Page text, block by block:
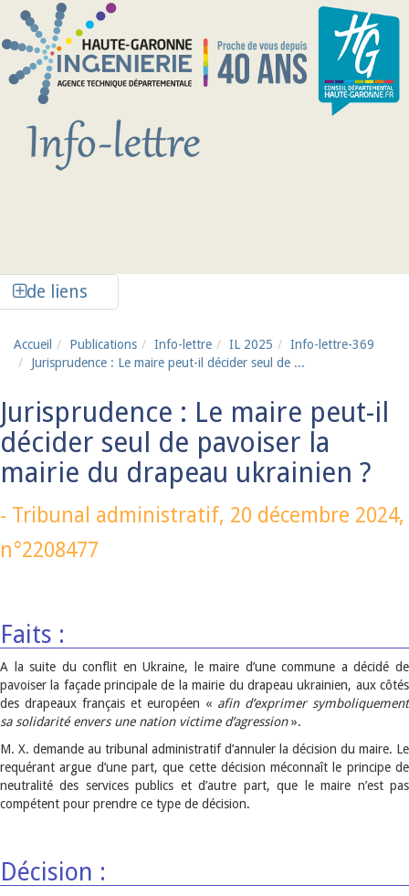
Aller au contenu principal
de liens
Accueil Publications Info-lettre IL 2025
Info-lettre-369
Jurisprudence : Le maire peut-il décider seul de ...
Jurisprudence : Le maire peut-il
décider seul de pavoiser la
mairie du drapeau ukrainien ?
- Tribunal administratif, 20 décembre 2024,
n°2208477
Faits :
A la suite du conflit en Ukraine, le maire d’une commune a décidé de
pavoiser la façade principale de la mairie du drapeau ukrainien, aux côtés
des drapeaux français et européen « afin d’exprimer symboliquement
sa solidarité envers une nation victime d’agression».
M. X. demande au tribunal administratif d’annuler la décision du maire. Le
requérant argue d’une part, que cette décision méconnaît le principe de
neutralité des services publics et d’autre part, que le maire n’est pas
compétent pour prendre ce type de décision.
Décision :